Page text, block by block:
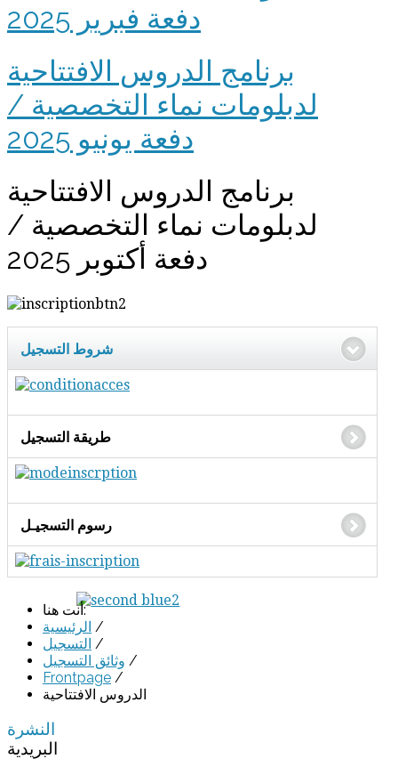
دفعة فبرير 2025
برنامج الدروس الافتتاحية
لدبلومات نماء التخصصية /
دفعة يونيو 2025
برنامج الدروس الافتتاحية
لدبلومات نماء التخصصية /
دفعة أكتوبر 2025
شروط التسجيل
طريقة التسجيل
رسوم التسجيـل
أنت هنا:
الرئيسية /
التسجيل /
وثائق التسجيل /
Frontpage /
الدروس الافتتاحية
النشرة
البريدية